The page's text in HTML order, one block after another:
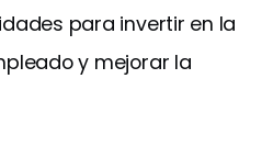
para invertir en la
y mejorar la